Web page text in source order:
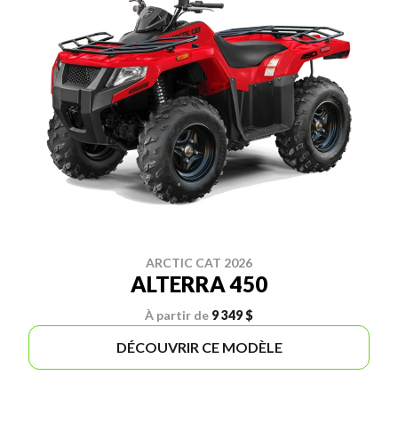
ARCTIC CAT 2026
ALTERRA 450
À partir de 9 349 $
DÉCOUVRIR CE MODÈLE